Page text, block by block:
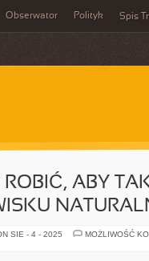
Obserwator Polityk Spis
ABY
SIE - 4 - 2025
MOŻLIWOŚĆ